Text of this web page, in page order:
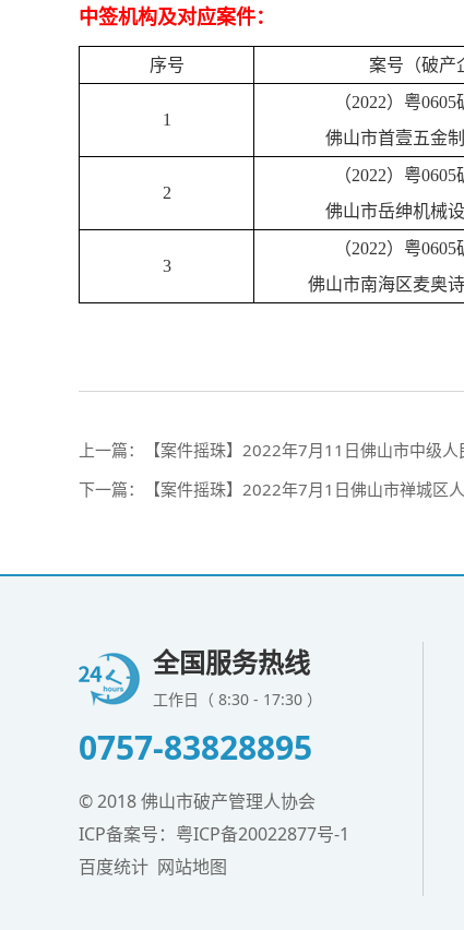
中签机构及对应案件：
序号 案号（破产
1
（2022）粤
佛山市首壹五金
2
（2022）粤
佛山市岳绅机械
3
（2022）粤
佛山市南海区麦奥
上一篇：
【案件摇珠】2022年7月11日佛山市中级
下一篇：
【案件摇珠】2022年7月1日佛山市禅城区
全国服务热线
工作日（ 8:30 - 17:30 ）
0757-83828895
© 2018 佛山市破产管理人协会
ICP备案号： 粤ICP备20022877号-1
百度统计 网站地图